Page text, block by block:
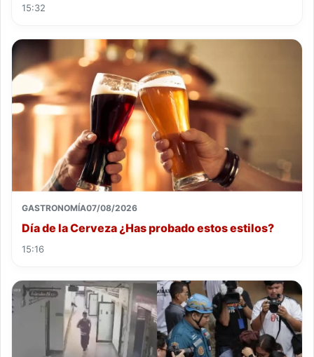
15:32
GASTRONOMÍA07/08/2026
Día de la Cerveza ¿Has probado estos estilos?
15:16